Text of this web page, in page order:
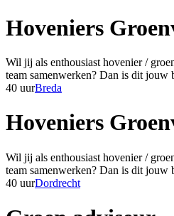
Hoveniers
Wil jij als enthousiast hovenier /
team samenwerken? Dan is dit jouw
40 uurBreda
Hoveniers
Wil jij als enthousiast hovenier /
team samenwerken? Dan is dit jouw
40 uurDordrecht